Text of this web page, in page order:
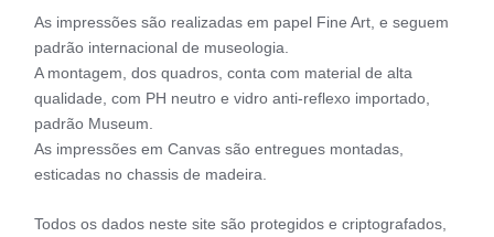
As impressões são realizadas em papel Fine Art, e seguem
padrão internacional de museologia.
A montagem, dos quadros, conta com material de alta
qualidade, com PH neutro e vidro anti-reflexo importado,
padrão Museum.
As impressões em Canvas são entregues montadas,
esticadas no chassis de madeira.
Todos os dados neste site são protegidos e criptografados,